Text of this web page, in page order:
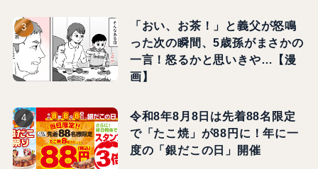
「おい、お茶！」と義父が怒鳴
った次の瞬間、5歳孫がまさかの
一言！怒るかと思いきや…【漫
画】
令和8年8月8日は先着88名限定
で「たこ焼」が88円に！年に一
度の「銀だこの日」開催